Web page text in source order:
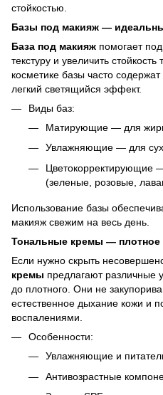
стойкостью.
Базы под макияж —
База под макияж помогает
текстуру и увеличить
косметике базы часто
легкий светящийся эффект.
Виды баз:
Матирующие — для
Увлажняющие — для
Цветокорректирующие
(зеленые, розовые,
Использование базы
макияж свежим на весь день.
Тональные кремы — плотное
Если нужно скрыть
кремы предлагают различные
до плотного. Они не
естественное дыхание кожи и
воспалениями.
Особенности:
Увлажняющие и
Антивозрастные